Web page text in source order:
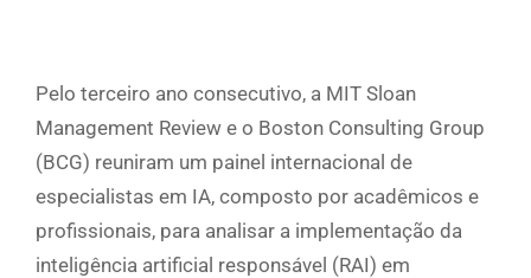
Pelo terceiro ano consecutivo, a MIT Sloan
Management Review e o Boston Consulting Group
(BCG) reuniram um painel internacional de
especialistas em IA, composto por acadêmicos e
profissionais, para analisar a implementação da
inteligência artificial responsável (RAI) em